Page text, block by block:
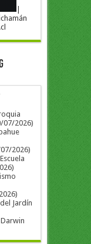
07/2026)
2026)
Jardín